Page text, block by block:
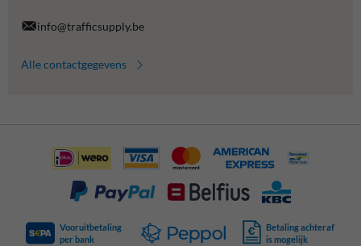
info@trafficsupply.be
Alle contactgegevens
Vooruitbetaling
per bank
Betaling achteraf
is mogelijk